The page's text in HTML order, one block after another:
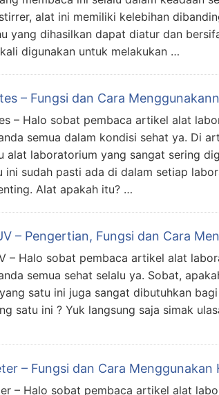
alat ini memiliki kelebihan
yang dihasilkan dapat diatur dan
digunakan untuk melakukan …
– Fungsi dan Cara
– Halo sobat pembaca artikel alat
semua dalam kondisi sehat ya. Di
alat laboratorium yang sangat sering
ini sudah pasti ada di dalam setiap
Alat apakah itu? …
– Pengertian, Fungsi dan Cara
– Halo sobat pembaca artikel alat
semua sehat selalu ya. Sobat,
satu ini juga sangat dibutuhkan
satu ini ? Yuk langsung saja simak
– Fungsi dan Cara Menggunakan
– Halo sobat pembaca artikel alat